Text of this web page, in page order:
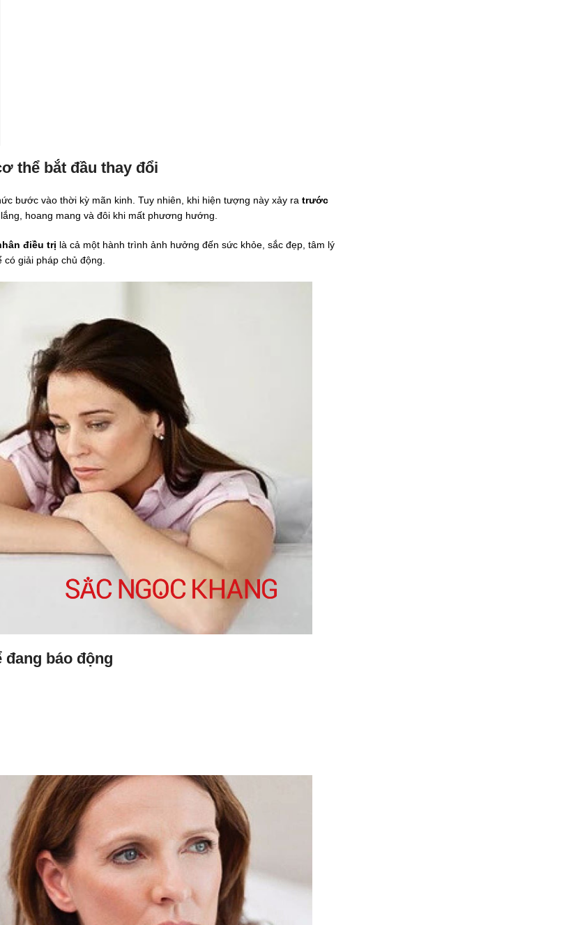
thể bắt đầu thay đổi
bước vào thời kỳ mãn kinh. Tuy nhiên, khi hiện tượng này xảy ra trước
hoang mang và đôi khi mất phương hướng.
điều trị là cả một hành trình ảnh hưởng đến sức khỏe, sắc đẹp, tâm lý
giải pháp chủ động.
báo động